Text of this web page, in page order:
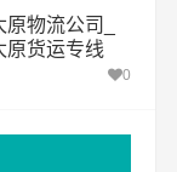
物流公司_
原货运专线
0